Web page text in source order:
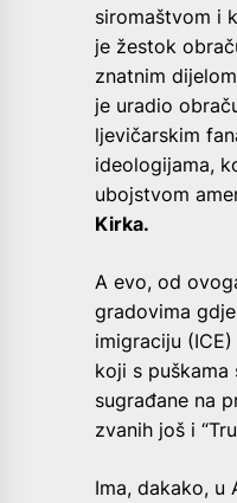
siromaštvom i
je žestok
znatnim
je uradio
ljevičarskim
ideologijama,
ubojstvom
Kirka.
A evo, od
gradovima
imigraciju
koji s puškama
sugrađane na
zvanih još i
Ima, dakako, u